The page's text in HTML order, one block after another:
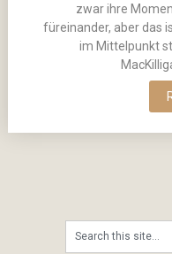
zwar ihre
füreinander, aber das
im Mittelpunkt